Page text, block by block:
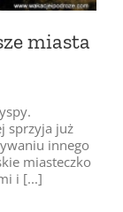
miasta
sprzyja już
innego
miasteczko
i [...]